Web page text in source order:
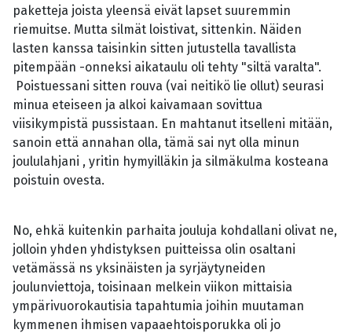
paketteja joista yleensä eivät lapset suuremmin
riemuitse. Mutta silmät loistivat, sittenkin. Näiden
lasten kanssa taisinkin sitten jutustella tavallista
pitempään -onneksi aikataulu oli tehty "siltä varalta".
Poistuessani sitten rouva (vai neitikö lie ollut) seurasi
minua eteiseen ja alkoi kaivamaan sovittua
viisikympistä pussistaan. En mahtanut itselleni mitään,
sanoin että annahan olla, tämä sai nyt olla minun
joululahjani , yritin hymyilläkin ja silmäkulma kosteana
poistuin ovesta.
No, ehkä kuitenkin parhaita jouluja kohdallani olivat ne,
jolloin yhden yhdistyksen puitteissa olin osaltani
vetämässä ns yksinäisten ja syrjäytyneiden
joulunviettoja, toisinaan melkein viikon mittaisia
ympärivuorokautisia tapahtumia joihin muutaman
kymmenen ihmisen vapaaehtoisporukka oli jo